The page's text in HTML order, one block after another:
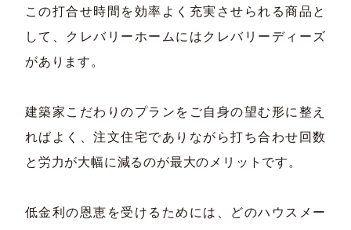
この打合せ時間を効率よく充実させられる商品と
して、クレバリーホームにはクレバリーディーズ
があります。​
建築家こだわりのプランをご自身の望む形に整え
ればよく、注文住宅でありながら打ち合わせ回数
と労力が大幅に減るのが最大のメリットです。​
低金利の恩恵を受けるためには、どのハウスメー